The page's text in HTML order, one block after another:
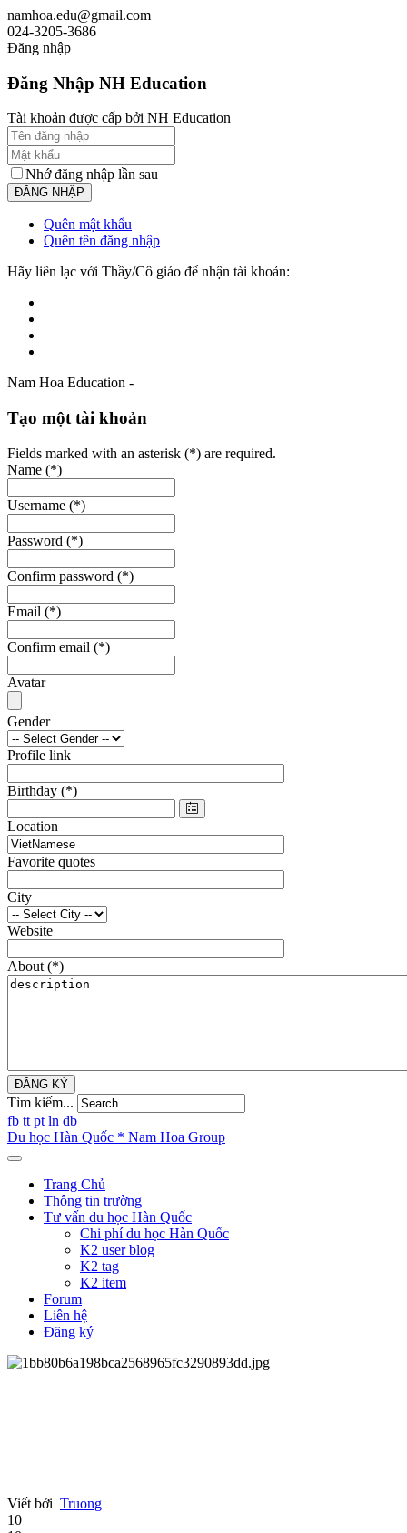
namhoa.edu@gmail.com
024-3205-3686
Đăng nhập
Đăng Nhập NH Education
Tài khoản được cấp bởi NH Education
Nhớ đăng nhập lần sau
Quên mật khẩu
Quên tên đăng nhập
Hãy liên lạc với Thầy/Cô giáo để nhận tài khoản:
Nam Hoa Education -
Tạo một tài khoản
Fields marked with an asterisk (*) are required.
Name (*)
Username (*)
Password (*)
Confirm password (*)
Email (*)
Confirm email (*)
Avatar
Gender
Profile link
Birthday (*)
Location
Favorite quotes
City
Website
About (*)
ĐĂNG KÝ
Tìm kiếm...
fb tt pt ln db
Du học Hàn Quốc * Nam Hoa Group
Trang Chủ
Thông tin trường
Tư vấn du học Hàn Quốc
Chi phí du học Hàn Quốc
K2 user blog
K2 tag
K2 item
Forum
Liên hệ
Đăng ký
Viết bởi Truong
10